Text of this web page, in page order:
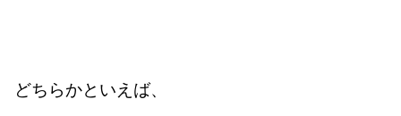
どちらかといえば、